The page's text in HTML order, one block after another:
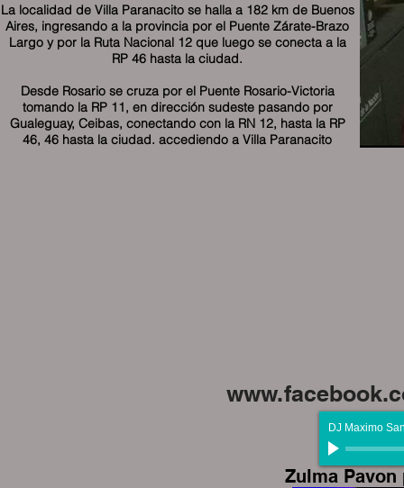
La localidad de Villa Paranacito se halla a 182 km de Buenos
Aires, ingresando a la provincia por el Puente Zárate-Brazo
Largo y por la Ruta Nacional 12 que luego se conecta a la
RP 46 hasta la ciudad.
Desde Rosario se cruza por el Puente Rosario-Victoria
tomando la RP 11, en dirección sudeste pasando por
Gualeguay, Ceibas, conectando con la RN 12, hasta la RP
46, 46 hasta la ciudad. accediendo a Villa Paranacito
DJ Maximo
Zulma Pavon